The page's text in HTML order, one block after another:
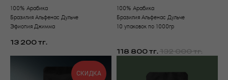
100% Арабика
Бразилия Альфенас Дульче
Эфиопия Джимма
13 200 тг.
100% Арабика
Бразилия Альфенас Дульче
10 упаковок по 1000гр
118 800 тг. 132 000 тг.
СКИДКА